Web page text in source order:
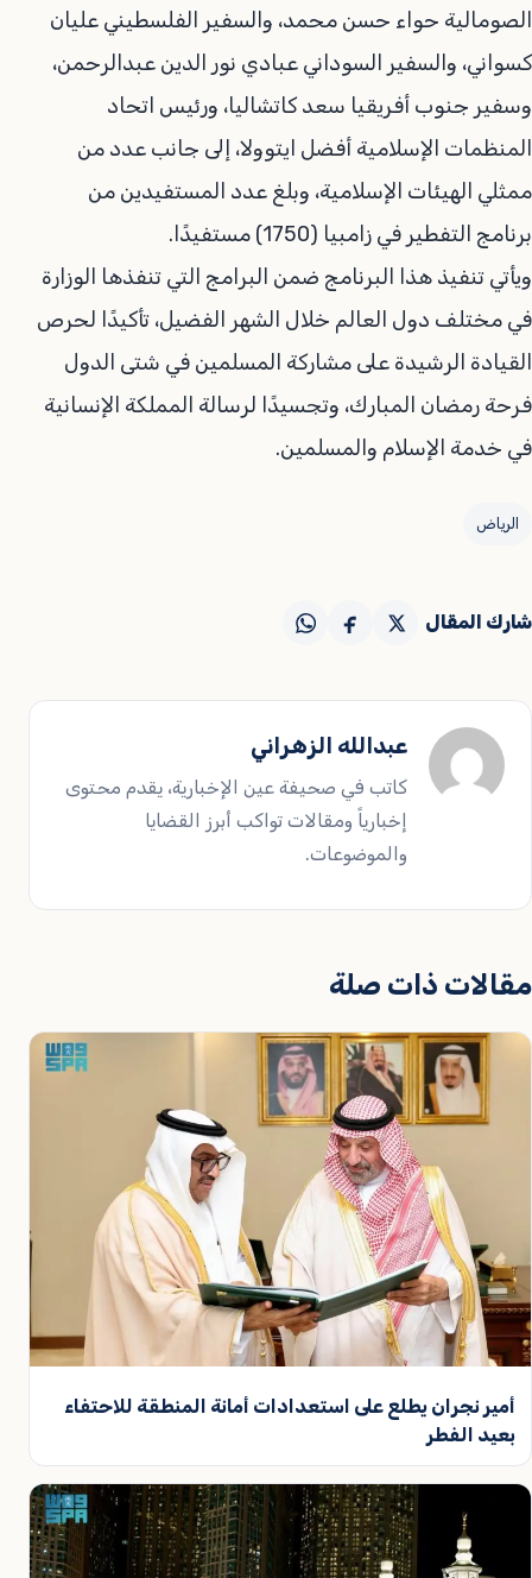
الصومالية حواء حسن محمد، والسفير الفلسطيني عليان
كسواني، والسفير السوداني عبادي نور الدين عبدالرحمن،
وسفير جنوب أفريقيا سعد كاتشاليا، ورئيس اتحاد
المنظمات الإسلامية أفضل ايتوولا، إلى جانب عدد من
ممثلي الهيئات الإسلامية، وبلغ عدد المستفيدين من
برنامج التفطير في زامبيا (1750) مستفيدًا.
ويأتي تنفيذ هذا البرنامج ضمن البرامج التي تنفذها الوزارة
في مختلف دول العالم خلال الشهر الفضيل، تأكيدًا لحرص
القيادة الرشيدة على مشاركة المسلمين في شتى الدول
فرحة رمضان المبارك، وتجسيدًا لرسالة المملكة الإنسانية
في خدمة الإسلام والمسلمين.
الرياض
شارك المقال
عبدالله الزهراني
كاتب في صحيفة عين الإخبارية، يقدم محتوى
إخبارياً ومقالات تواكب أبرز القضايا
والموضوعات.
مقالات ذات صلة
أمير نجران يطلع على استعدادات أمانة المنطقة للاحتفاء
بعيد الفطر